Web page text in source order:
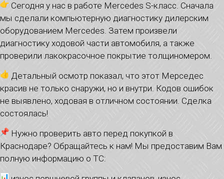
Сегодня у нас в работе Mercedes S-класс. Сначала
мы сделали компьютерную диагностику дилерским
оборудованием Mercedes. Затем произвели
диагностику ходовой части автомобиля, а также
проверили лакокрасочное покрытие толщиномером.
Детальный осмотр показал, что этот Мерседес
красив не только снаружи, но и внутри. Кодов ошибок
не выявлено, ходовая в отличном состоянии. Сделка
состоялась!
Нужно проверить авто перед покупкой в
Краснодаре? Обращайтесь к нам! Мы предоставим Вам
полную информацию о ТС: